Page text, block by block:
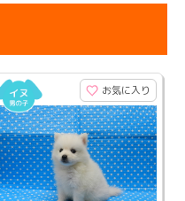
お気に入り